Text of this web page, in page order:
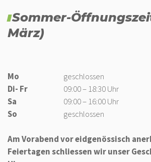
Sommer-
März)
Mo
geschlossen
Di- Fr
09:00 – 18:30 Uhr
Sa
09:00 – 16:00 Uhr
So
geschlossen
Am Vorabend vor eidgenössisch
Feiertagen schliessen wir unser